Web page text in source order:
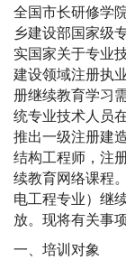
全国市长研修学
乡建设部国家级
实国家关于专业
建设领域注册执
册继续教育学习
统专业技术人员
推出一级注册建
结构工程师，注
续教育网络课
电工程专业）继
放。现将有关
一、培训对象